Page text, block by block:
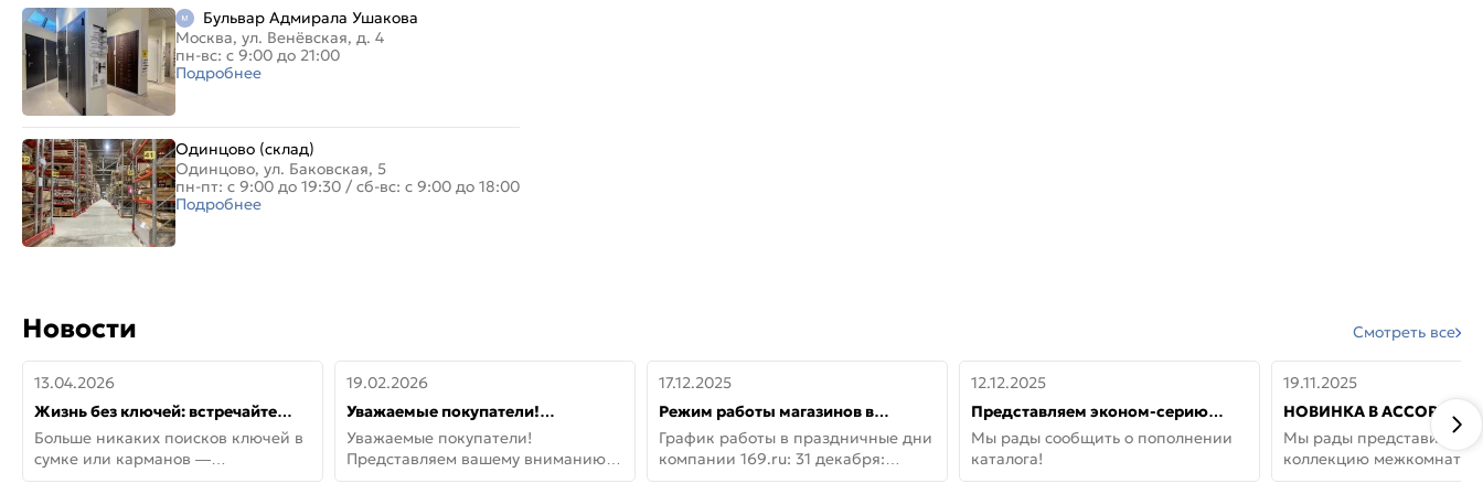
Бульвар Адмирала Ушакова
Москва, ул. Венёвская, д. 4
пн-вс: с 9:00 до 21:00
Подробнее
Одинцово (склад)
Одинцово, ул. Баковская, 5
пн-пт: с 9:00 до 19:30 / сб-вс: с 9:00 до 18:00
Подробнее
Новости Смотреть все
13.04.2026
Жизнь без ключей: встречайте
новую дверь СИТИ ИНТЕГРА
АйКью!
Больше никаких поисков ключей в
сумке или карманов —
представляем СИТИ ИНТЕГРА
19.02.2026
Уважаемые покупатели!
Представляем вашему вниманию
новинки от Armadillo!
Уважаемые покупатели!
Представляем вашему вниманию
новинки от Armadillo! Новая
17.12.2025
Режим работы магазинов в
праздничные дни с 31 декабря по
11 января
График работы в праздничные дни
компании 169.ru: 31 декабря:
Заказы, самовывоз и доставки —
12.12.2025
Представляем эконом-серию
дверей от бренда Portika, где цена
не значит «просто»
Мы рады сообщить о пополнении
каталога!
19.11.2025
НОВИНКА В
ДВЕРИ GLOSSMAT —
НЕОКЛАССИКА И УЮТ
Мы рады представить
коллекцию
GlossMat